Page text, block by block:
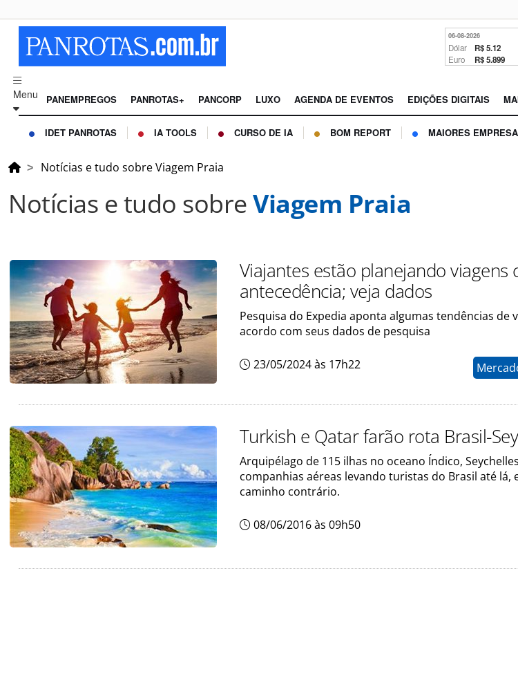
06-08-2026
Dólar R$ 5.12
Euro R$ 5.899
Menu PANEMPREGOS PANROTAS+ PANCORP LUXO AGENDA DE EVENTOS EDIÇÕES DIGITAIS
IDET PANROTAS IA TOOLS CURSO DE IA BOM REPORT MAIORES
Notícias e tudo sobre Viagem Praia
Notícias e tudo sobreViagem Praia
Viajantes estão planejando viagens
antecedência; veja dados
Pesquisa do Expedia aponta algumas tendências de
acordo com seus dados de pesquisa
23/05/2024 às 17h22
Turkish e Qatar farão rota Brasil-
Arquipélago de 115 ilhas no oceano Índico,
companhias aéreas levando turistas do Brasil até lá,
caminho contrário.
08/06/2016 às 09h50